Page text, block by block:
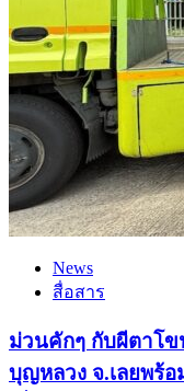
News
สื่อสาร
ม่วนคักๆ กับผีตาโข
บุญหลวง จ.เลยพร้